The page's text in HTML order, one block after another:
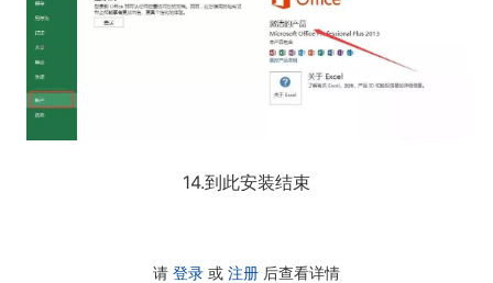
14.到此安装结束
请 登录 或 注册 后查看详情